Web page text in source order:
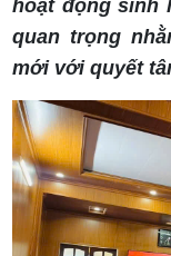
hoạt động sinh
quan trọng
mới với quyết